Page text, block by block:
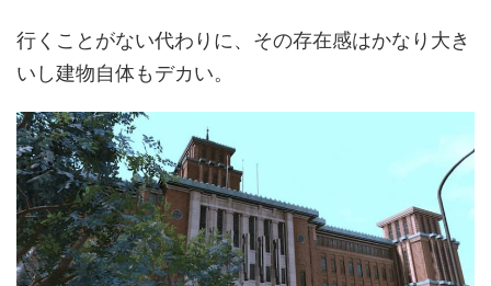
行くことがない代わりに、その存在感はかなり大き
いし建物自体もデカい。